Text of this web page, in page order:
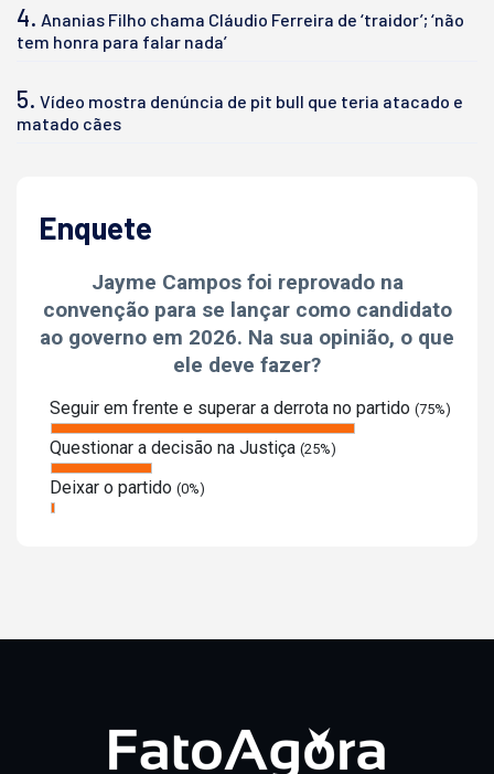
4. Ananias Filho chama Cláudio Ferreira de ‘traidor’; ‘não
tem honra para falar nada’
5. Vídeo mostra denúncia de pit bull que teria atacado e
matado cães
Enquete
Jayme Campos foi reprovado na
convenção para se lançar como candidato
ao governo em 2026. Na sua opinião, o que
ele deve fazer?
Seguir em frente e superar a derrota no partido (75%)
Questionar a decisão na Justiça (25%)
Deixar o partido (0%)